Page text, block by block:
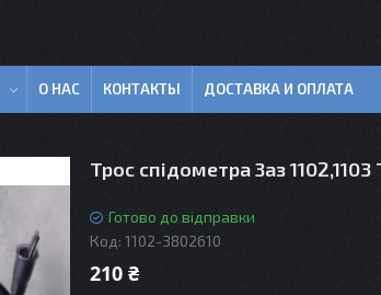
О НАС КОНТАКТЫ ДОСТАВКА И ОПЛАТА
Трос спідометра Заз
Готово до відправки
Код: 1102-3802610
210 ₴